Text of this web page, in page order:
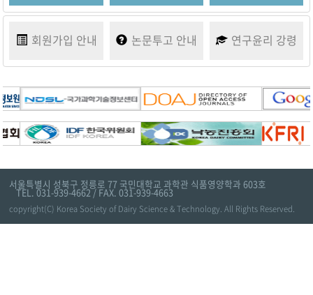
회원가입 안내 논문투고 안내 연구윤리 강령
서울특별시 성북구 정릉로 77 국민대학교 과학관 식품영양학과 603호
TEL. 031-939-4662 / FAX. 031-939-4663
copyright(C) Korea Society of Dairy Science & Technology. All Rights Reserved.